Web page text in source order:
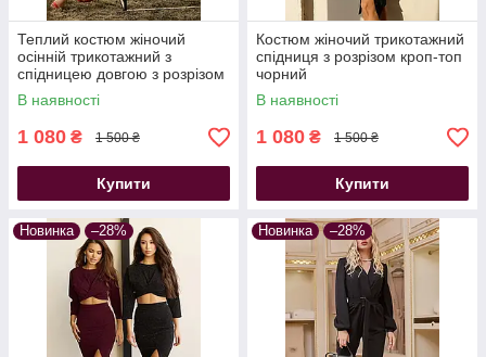
Теплий костюм жіночий
осінній трикотажний з
спідницею довгою з розрізом
сірий
В наявності
1 080 ₴ 1 500 ₴
Купити
Костюм жіночий трикотажний
спідниця з розрізом кроп-топ
чорний
В наявності
1 080 ₴ 1 500 ₴
Купити
Новинка –28% Новинка –28%